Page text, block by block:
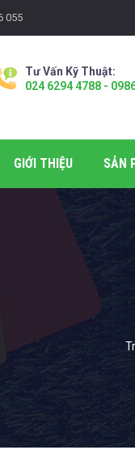
055
Tư Vấn Kỹ Thuật:
024 6294 4788 -
GIỚI THIỆU SẢN